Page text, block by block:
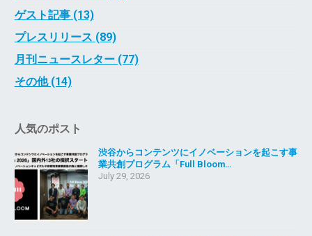
ゲスト記事 (13)
プレスリリース (89)
月刊ニュースレター (77)
その他 (14)
人気のポスト
渋谷からコンテンツにイノベーションを起こす事
業共創プログラム「Full Bloom…
July 29, 2026